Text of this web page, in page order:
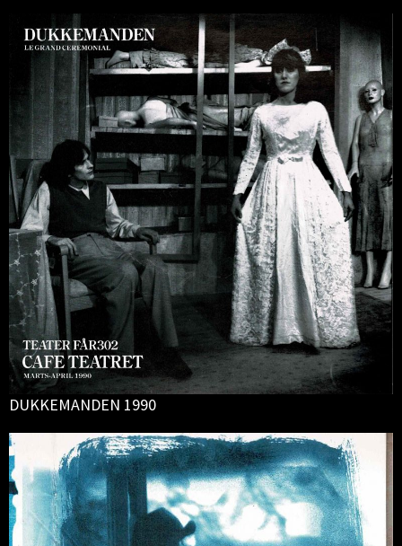
DUKKEMANDEN 1990